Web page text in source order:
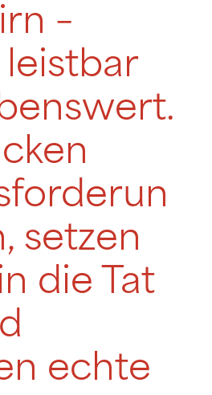
–
leistbar
setzen
die Tat
echte